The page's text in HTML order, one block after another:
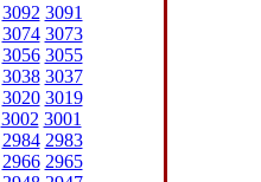
3092 3091
3074 3073
3056 3055
3038 3037
3020 3019
3002 3001
2984 2983
2966 2965